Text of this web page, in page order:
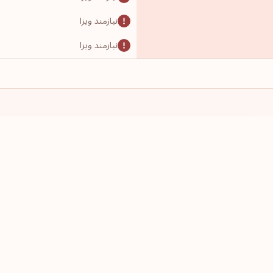
نیازمند ویزا
نیازمند ویزا
نیازمند ویزا